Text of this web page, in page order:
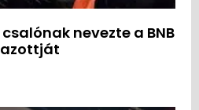
nevezte a BNB